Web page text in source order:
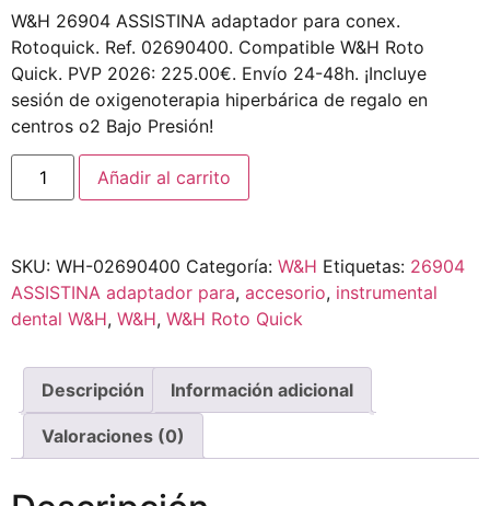
W&H 26904 ASSISTINA adaptador para conex.
Rotoquick. Ref. 02690400. Compatible W&H Roto
Quick. PVP 2026: 225.00€. Envío 24-48h. ¡Incluye
sesión de oxigenoterapia hiperbárica de regalo en
centros o2 Bajo Presión!
Añadir al carrito
SKU: WH-02690400 Categoría: W&H Etiquetas: 26904
ASSISTINA adaptador para, accesorio, instrumental
dental W&H, W&H, W&H Roto Quick
Descripción Información adicional
Valoraciones (0)